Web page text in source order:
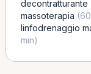
decontratturante
massoterapia
linfodrenaggio
min)